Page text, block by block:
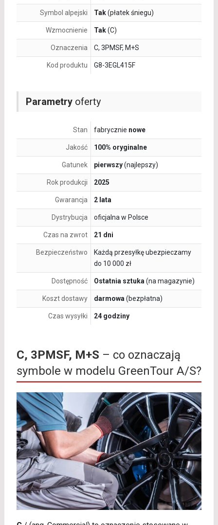
Parametryoferty
Stan fabrycznie nowe
Jakość 100% oryginalne
Gatunek pierwszy(najlepszy)
Rok produkcji 2025
Gwarancja 2 lata
Dystrybucja oficjalna w Polsce
Czas na zwrot 21 dni
Bezpieczeństwo
Każdą przesyłkę ubezpieczamy
do 10 000 zł
Dostępność Ostatnia sztuka (na magazynie)
Koszt dostawy darmowa (bezpłatna)
Czas wysyłki 24 godziny
Symbol alpejski Tak(płatek śniegu)
Wzmocnienie Tak(C)
Oznaczenia C, 3PMSF, M+S
Kod produktu G8-3EGL415F
C, 3PMSF, M+S – co oznaczają
symbole w modelu GreenTour A/S?